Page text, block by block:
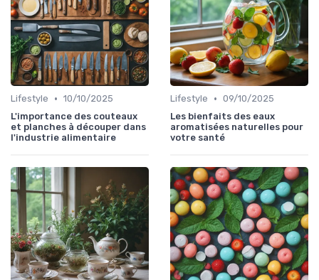
Lifestyle • 10/10/2025
L'importance des couteaux
et planches à découper dans
l'industrie alimentaire
Lifestyle • 09/10/2025
Les bienfaits des eaux
aromatisées naturelles pour
votre santé